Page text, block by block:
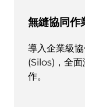
無縫協同作
導入企業級
(Silos)，全
作。